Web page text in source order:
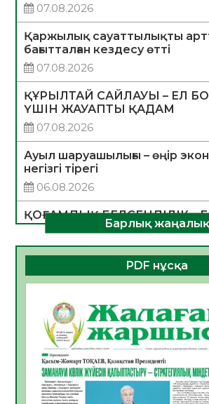
07.08.2026
Қаржылық сауаттылықты
бағытталған кездесу өтті
07.08.2026
ҚҰРЫЛТАЙ САЙЛАУЫ – ЕЛ
ҮШІН ЖАУАПТЫ ҚАДАМ
07.08.2026
Ауыл шаруашылығы – өңір
негізгі тірегі
06.08.2026
ҚОҒАМДЫҚ БЕЛСЕНДІЛІК –
ДАМУЫНЫҢ НЕГІЗІ
06.08.2026
ҚҰРЫЛТАЙ САЙЛАУЫ –
БАСТАР ЖАУАПТЫ ТАҢДАУ
06.08.2026
Инфекциялық ауруларға
жұмыстарының тиімділігі
06.08.2026
Көкжөтел ауруы туралы
Барлық жаңалық
PDF нұсқа